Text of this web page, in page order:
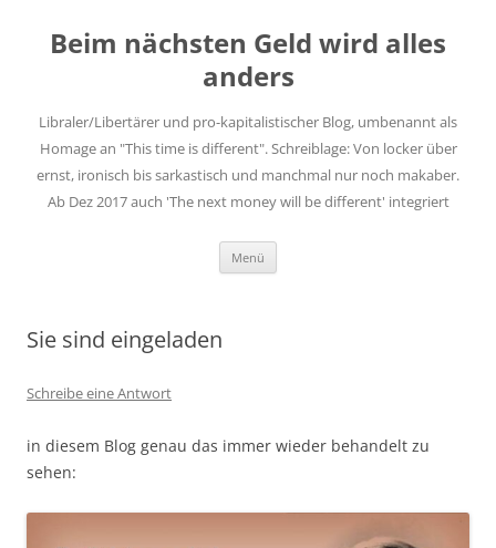
springen
Beim nächsten Geld wird alles
anders
Libraler/Libertärer und pro-kapitalistischer Blog, umbenannt als
Homage an "This time is different". Schreiblage: Von locker über
ernst, ironisch bis sarkastisch und manchmal nur noch makaber.
Ab Dez 2017 auch 'The next money will be different' integriert
Menü
Sie sind eingeladen
Schreibe eine Antwort
in diesem Blog genau das immer wieder behandelt zu
sehen: